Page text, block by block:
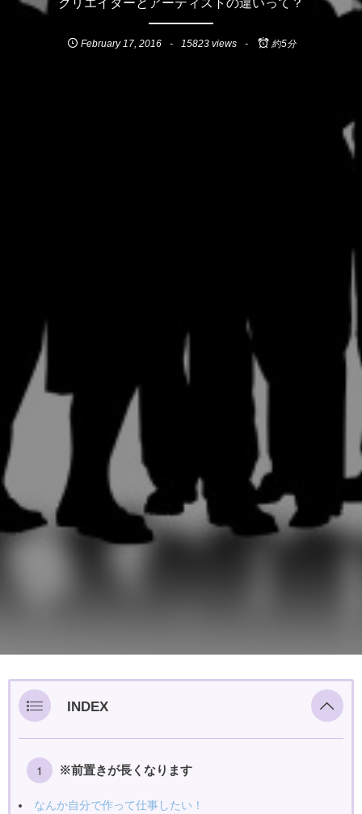
February 17 2016 15823 views 約5分
INDEX
※前置きが長くなります
なんか自分で作って仕事したい！